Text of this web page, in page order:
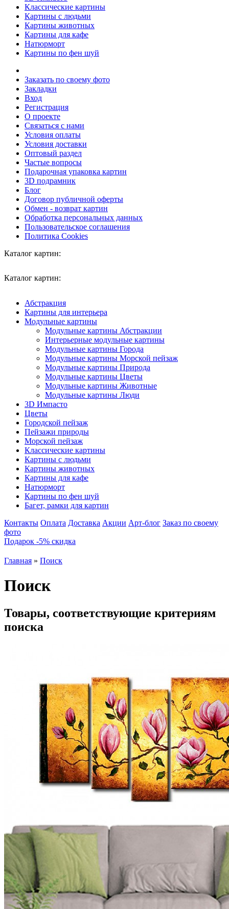
Классические картины
Картины с людьми
Картины животных
Картины для кафе
Натюрморт
Картины по фен шуй
Заказать по своему фото
Закладки
Вход
Регистрация
О проекте
Связаться с нами
Условия оплаты
Условия доставки
Оптовый раздел
Частые вопросы
Подарочная упаковка картин
3D подрамник
Блог
Договор публичной оферты
Обмен - возврат картин
Обработка персональных данных
Пользовательское соглашения
Политика Cookies
Каталог картин:
Каталог картин:
Абстракция
Картины для интерьера
Модульные картины
Модульные картины Абстракции
Интерьерные модульные картины
Модульные картины Города
Модульные картины Морской пейзаж
Модульные картины Природа
Модульные картины Цветы
Модульные картины Животные
Модульные картины Люди
3D Импасто
Цветы
Городской пейзаж
Пейзажи природы
Морской пейзаж
Классические картины
Картины с людьми
Картины животных
Картины для кафе
Натюрморт
Картины по фен шуй
Багет, рамки для картин
Контакты Оплата Доставка Акции Арт-блог Заказ по своему
фото
Подарок -5% скидка
Главная » Поиск
Поиск
Товары, соответствующие критериям
поиска